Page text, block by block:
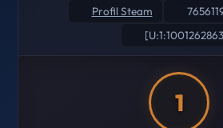
Profil Steam
1